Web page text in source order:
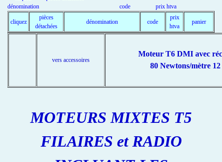
dénomination code prix htva
cliquez
pièces
détachées
dénomination code
prix
htva
panier
vers accessoires
Moteur T6 DMI avec
80 Newtons/mètre
MOTEURS MIXTES T5
FILAIRES et RADIO